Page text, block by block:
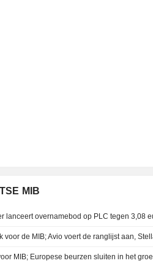
MIB
voor de MIB; Avio voert de ranglijst aan,
MIB; Europese beurzen sluiten in het